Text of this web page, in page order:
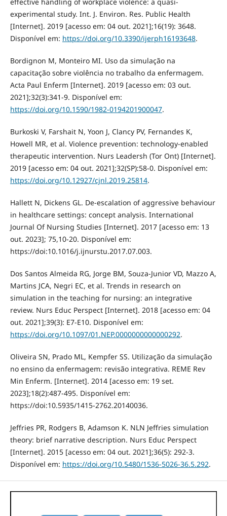
experimental study. Int. J. Environ. Res. Public Health
[Internet]. 2019 [acesso em: 04 out. 2021];16(19): 3648.
Disponível em: https://doi.org/10.3390/ijerph16193648.
Bordignon M, Monteiro MI. Uso da simulação na
capacitação sobre violência no trabalho da enfermagem.
Acta Paul Enferm [Internet]. 2019 [acesso em: 03 out.
2021];32(3):341-9. Disponível em:
https://doi.org/10.1590/1982-0194201900047.
Burkoski V, Farshait N, Yoon J, Clancy PV, Fernandes K,
Howell MR, et al. Violence prevention: technology-enabled
therapeutic intervention. Nurs Leadersh (Tor Ont) [Internet].
2019 [acesso em: 04 out. 2021];32(SP):58-0. Disponível em:
https://doi.org/10.12927/cjnl.2019.25814.
Hallett N, Dickens GL. De-escalation of aggressive behaviour
in healthcare settings: concept analysis. International
Journal Of Nursing Studies [Internet]. 2017 [acesso em: 13
out. 2023]; 75,10-20. Disponível em:
https://doi:10.1016/j.ijnurstu.2017.07.003.
Dos Santos Almeida RG, Jorge BM, Souza-Junior VD, Mazzo A,
Martins JCA, Negri EC, et al. Trends in research on
simulation in the teaching for nursing: an integrative
review. Nurs Educ Perspect [Internet]. 2018 [acesso em: 04
out. 2021];39(3): E7-E10. Disponível em:
https://doi.org/10.1097/01.NEP.0000000000000292.
Oliveira SN, Prado ML, Kempfer SS. Utilização da simulação
no ensino da enfermagem: revisão integrativa. REME Rev
Min Enferm. [Internet]. 2014 [acesso em: 19 set.
2023];18(2):487-495. Disponível em:
https://doi:10.5935/1415-2762.20140036.
Jeffries PR, Rodgers B, Adamson K. NLN Jeffries simulation
theory: brief narrative description. Nurs Educ Perspect
[Internet]. 2015 [acesso em: 04 out. 2021];36(5): 292-3.
Disponível em: https://doi.org/10.5480/1536-5026-36.5.292.